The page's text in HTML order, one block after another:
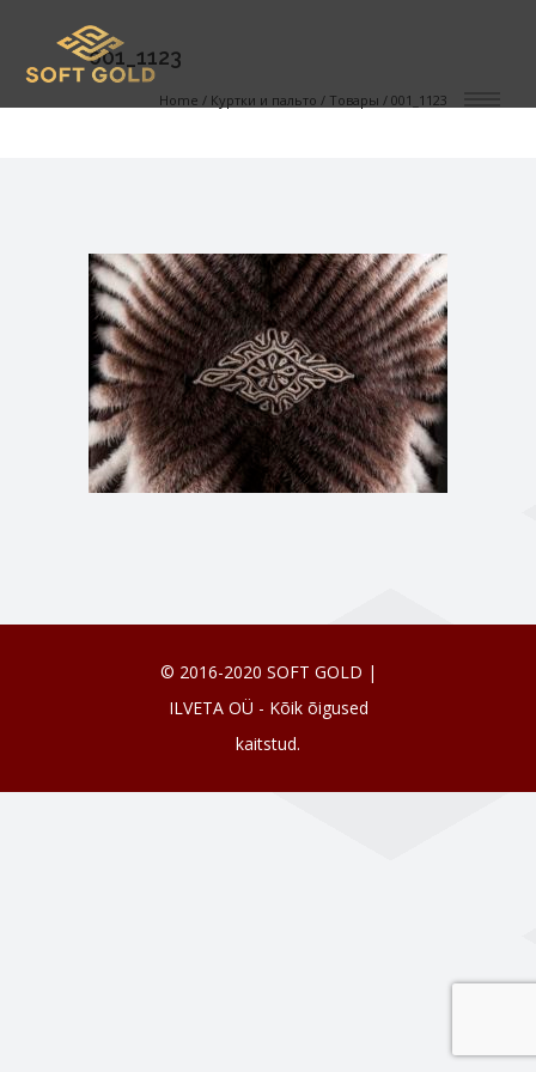
001_1123
Home / Куртки и пальто / Товары / 001_1123
© 2016-2020 SOFT GOLD |
ILVETA OÜ - Kõik õigused
kaitstud.